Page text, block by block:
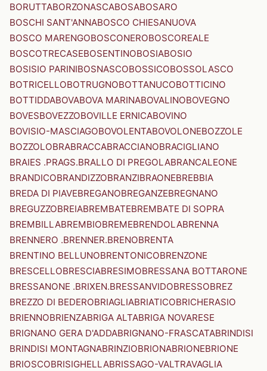
BORUTTABORZONASCABOSABOSARO
BOSCHI SANT'ANNABOSCO CHIESANUOVA
BOSCO MARENGOBOSCONEROBOSCOREALE
BOSCOTRECASEBOSENTINOBOSIABOSIO
BOSISIO PARINIBOSNASCOBOSSICOBOSSOLASCO
BOTRICELLOBOTRUGNOBOTTANUCOBOTTICINO
BOTTIDDABOVABOVA MARINABOVALINOBOVEGNO
BOVESBOVEZZOBOVILLE ERNICABOVINO
BOVISIO-MASCIAGOBOVOLENTABOVOLONEBOZZOLE
BOZZOLOBRABRACCABRACCIANOBRACIGLIANO
BRAIES .PRAGS.BRALLO DI PREGOLABRANCALEONE
BRANDICOBRANDIZZOBRANZIBRAONEBREBBIA
BREDA DI PIAVEBREGANOBREGANZEBREGNANO
BREGUZZOBREIABREMBATEBREMBATE DI SOPRA
BREMBILLABREMBIOBREMEBRENDOLABRENNA
BRENNERO .BRENNER.BRENOBRENTA
BRENTINO BELLUNOBRENTONICOBRENZONE
BRESCELLOBRESCIABRESIMOBRESSANA BOTTARONE
BRESSANONE .BRIXEN.BRESSANVIDOBRESSOBREZ
BREZZO DI BEDEROBRIAGLIABRIATICOBRICHERASIO
BRIENNOBRIENZABRIGA ALTABRIGA NOVARESE
BRIGNANO GERA D'ADDABRIGNANO-FRASCATABRINDISI
BRINDISI MONTAGNABRINZIOBRIONABRIONEBRIONE
BRIOSCOBRISIGHELLABRISSAGO-VALTRAVAGLIA